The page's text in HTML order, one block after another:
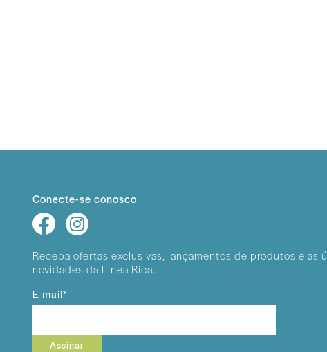
Conecte-se conosco
Receba ofertas exclusivas, lançamentos de produtos e as
novidades da Linea Rica.
E-mail*
Assinar